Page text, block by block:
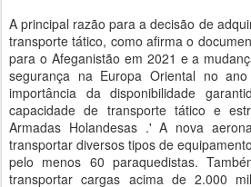
A principal razão para a decisão de
transporte tático, como afirma o
para o Afeganistão em 2021 e a
segurança na Europa Oriental no
importância da disponibilidade
capacidade de transporte tático e
Armadas Holandesas .' A nova
transportar diversos tipos de
pelo menos 60 paraquedistas.
transportar cargas acima de 2.000